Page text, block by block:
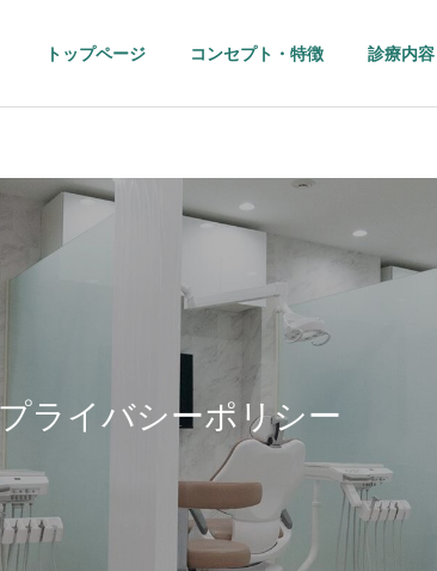
トップページ コンセプト・特徴 診療内容
ホワイトニング
歯周病治療
プライバシーポリシー